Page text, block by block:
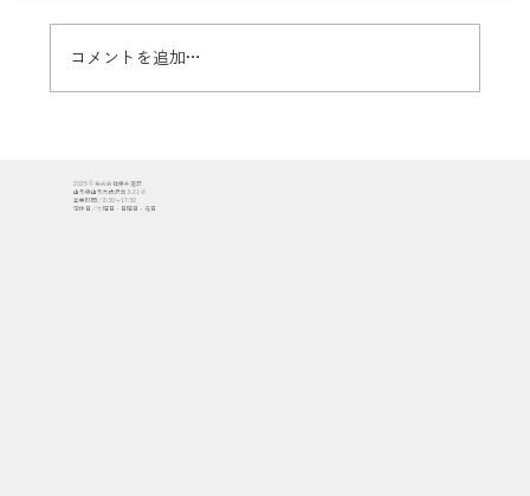
ト！家の骨組みが完成する3日間｜『四季
コメントを追加…
2025 © 株式会社櫻井建設
山形県山形市成沢西3-21-8
営業時間／8:30〜17:30
定休日／水曜日・日曜日・祝日